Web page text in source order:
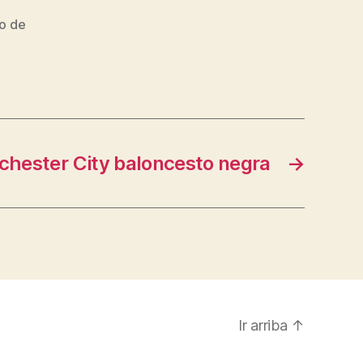
de
→
City baloncesto negra
Ir arriba ↑